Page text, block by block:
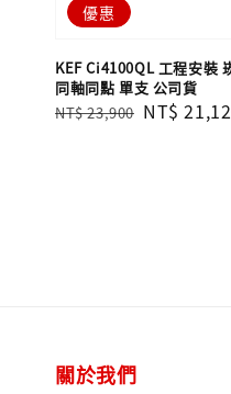
優惠
KEF Ci4100QL 工程安裝
同軸同點 單支​​​​​​​ 公司貨
Regular
NT$ 23,900 Sale
NT$
關於我們